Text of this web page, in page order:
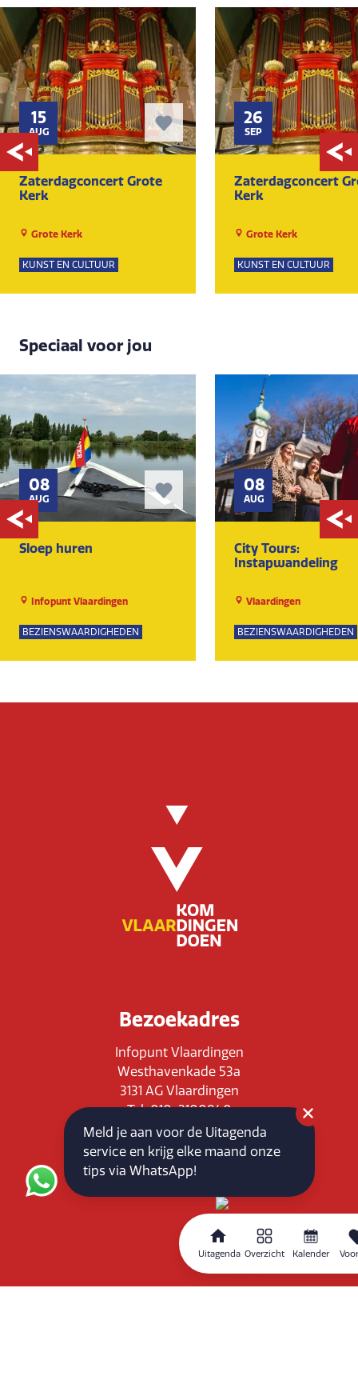
Uitagenda Overzicht Kalender
15
AUG
Zaterdagconcert Grote
Kerk
Grote Kerk
KUNST EN CULTUUR
26
SEP
Zaterdagconcert
Kerk
Grote Kerk
KUNST EN CULTUUR
Speciaal voor jou
08
AUG
Sloep huren
Infopunt Vlaardingen
BEZIENSWAARDIGHEDEN
08
AUG
City Tours:
Instapwandeling
Vlaardingen
BEZIENSWAARDIGHEDEN
Bezoekadres
Infopunt Vlaardingen
Westhavenkade 53a
3131 AG Vlaardingen
Tel: 010-3100840
E-mail: info@vlaardingenpartners.nl
KvK: 71555544
BTW : NL858760939B01
Routeplanner
Meld je aan voor de Uitagenda
service en krijg elke maand onze
tips via WhatsApp!